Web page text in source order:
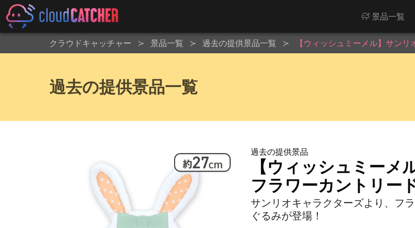
景品一覧
クラウドキャッチャー 景品一覧 過去の提供景品一覧 【ウィッシュミーメル】サン
過去の提供景品一覧
過去の提供景品
【ウィッシュミー
フラワーカントリー
サンリオキャラクターズより、フ
ぐるみが登場！